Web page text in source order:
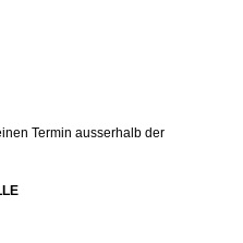
Termin ausserhalb der